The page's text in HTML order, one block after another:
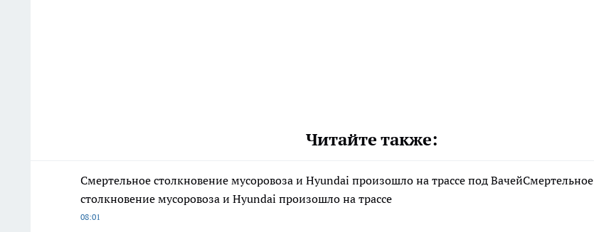
Читайте также:
Смертельное столкновение мусоровоза и Hyundai произошло на трассе под ВачейСмертельное
столкновение мусоровоза и Hyundai произошло на трассе
08:01